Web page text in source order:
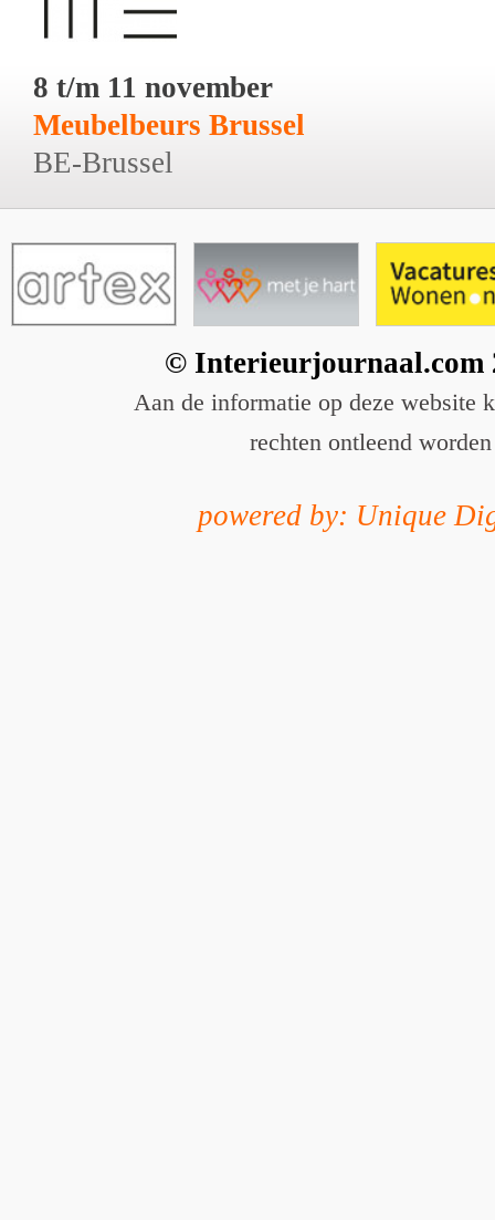
8 t/m 11 november
Meubelbeurs Brussel
BE-Brussel
© Interieurjournaal.com
Aan de informatie op deze website
rechten ontleend worden
powered by: Unique